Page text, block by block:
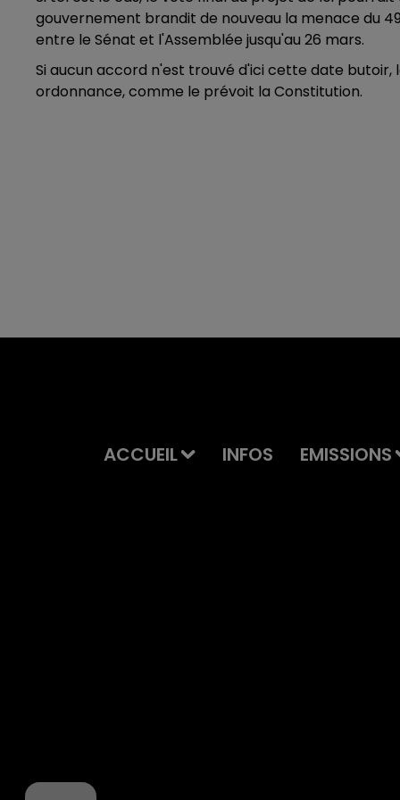
gouvernement brandit de nouveau la menace du
entre le Sénat et l'Assemblée jusqu'au 26 mars.
Si aucun accord n'est trouvé d'ici cette date
ordonnance, comme le prévoit la Constitution.
ACCUEIL INFOS EMISSIONS